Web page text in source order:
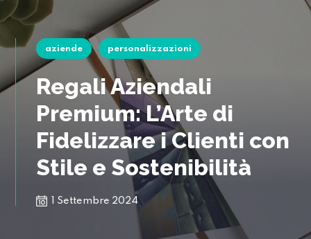
aziende personalizzazioni
Regali Aziendali
Premium: L’Arte di
Fidelizzare i Clienti con
Stile e Sostenibilità
1 Settembre 2024